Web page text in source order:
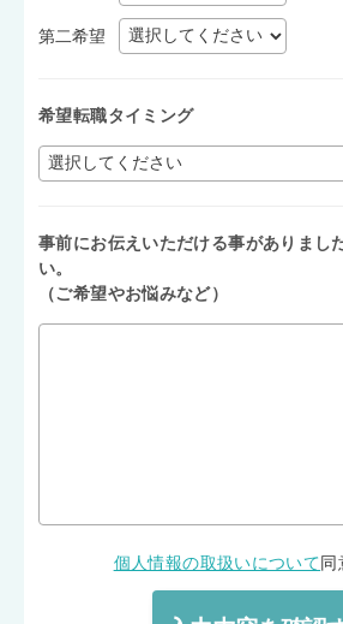
第二希望
希望転職タイミング
事前にお伝えいただける事がありまし
い。
（ご希望やお悩みなど）
個人情報の取扱いについて